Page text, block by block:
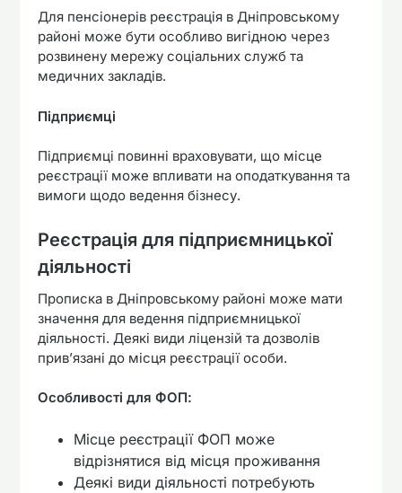
Для пенсіонерів реєстрація в Дніпровському
районі може бути особливо вигідною через
розвинену мережу соціальних служб та
медичних закладів.
Підприємці
Підприємці повинні враховувати, що місце
реєстрації може впливати на оподаткування та
вимоги щодо ведення бізнесу.
Реєстрація для підприємницької
діяльності
Прописка в Дніпровському районі може мати
значення для ведення підприємницької
діяльності. Деякі види ліцензій та дозволів
прив’язані до місця реєстрації особи.
Особливості для ФОП:
Місце реєстрації ФОП може
відрізнятися від місця проживання
Деякі види діяльності потребують